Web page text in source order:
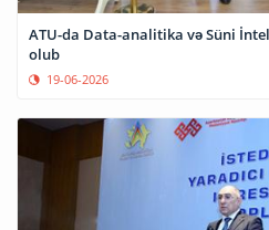
ATU-da Data-analitika və Süni
olub
19-06-2026